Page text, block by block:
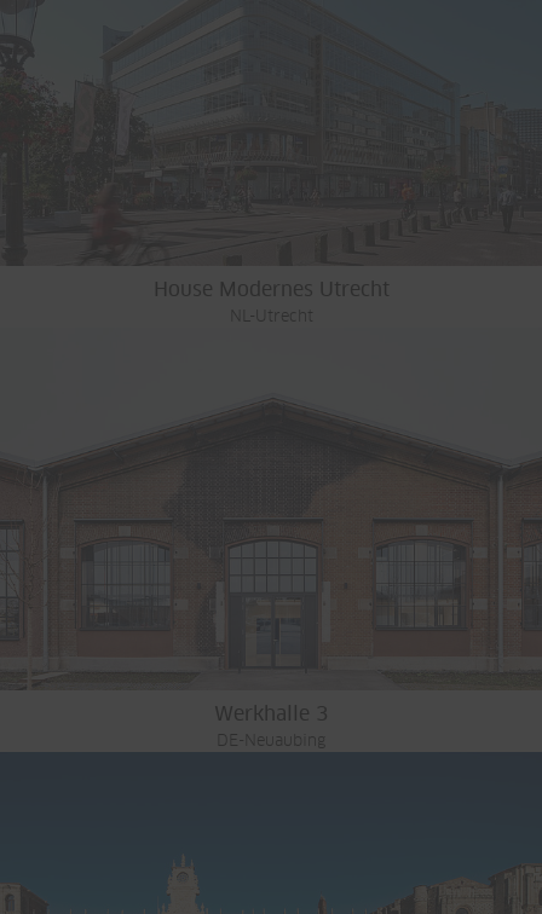
House Modernes Utrecht
NL-Utrecht
Werkhalle 3
DE-Neuaubing